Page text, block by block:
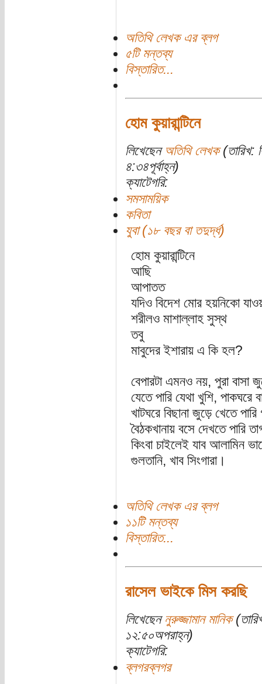
অতিথি লেখক এর ব্লগ
৫টি মন্তব্য
বিস্তারিত...
হোম কুয়ারান্টিনে
লিখেছেন অতিথি লেখক(তারিখ:
৪:৩৪পূর্বাহ্ন)
ক্যাটেগরি:
সমসাময়িক
কবিতা
যুবা (১৮ বছর বা তদুর্দ্ধ)
হোম কুয়ারান্টিনে
আছি
আপাতত
যদিও বিদেশ মোর হয়নিকো
শরীলও মাশাল্লাহ সুস্থ
তবু
মাবুদের ইশারায় এ কি হল?
বেপারটা এমনও নয়, পুরা বাসা
যেতে পারি যেথা খুশি, পাকঘরে
খাটঘরে বিছানা জুড়ে খেতে পারি
বৈঠকখানায় বসে দেখতে পারি
কিংবা চাইলেই যাব আলামিন
গুলতানি, খাব সিংগারা।
অতিথি লেখক এর ব্লগ
১১টি মন্তব্য
বিস্তারিত...
রাসেল ভাইকে মিস করছি
লিখেছেন নুরুজ্জামান মানিক
১২:৫০অপরাহ্ন)
ক্যাটেগরি:
ব্লগরব্লগর